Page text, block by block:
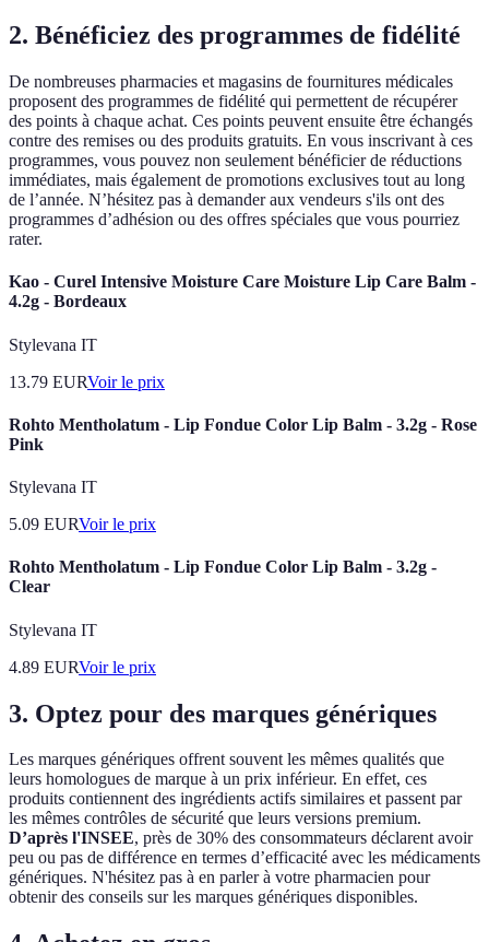
2. Bénéficiez des programmes de fidélité
De nombreuses pharmacies et magasins de fournitures médicales
proposent des programmes de fidélité qui permettent de récupérer
des points à chaque achat. Ces points peuvent ensuite être échangés
contre des remises ou des produits gratuits. En vous inscrivant à ces
programmes, vous pouvez non seulement bénéficier de réductions
immédiates, mais également de promotions exclusives tout au long
de l’année. N’hésitez pas à demander aux vendeurs s'ils ont des
programmes d’adhésion ou des offres spéciales que vous pourriez
rater.
Kao - Curel Intensive Moisture Care Moisture Lip Care Balm -
4.2g - Bordeaux
Stylevana IT
13.79 EURVoir le prix
Rohto Mentholatum - Lip Fondue Color Lip Balm - 3.2g - Rose
Pink
Stylevana IT
5.09 EURVoir le prix
Rohto Mentholatum - Lip Fondue Color Lip Balm - 3.2g -
Clear
Stylevana IT
4.89 EURVoir le prix
3. Optez pour des marques génériques
Les marques génériques offrent souvent les mêmes qualités que
leurs homologues de marque à un prix inférieur. En effet, ces
produits contiennent des ingrédients actifs similaires et passent par
les mêmes contrôles de sécurité que leurs versions premium.
D’après l'INSEE, près de 30% des consommateurs déclarent avoir
peu ou pas de différence en termes d’efficacité avec les médicaments
génériques. N'hésitez pas à en parler à votre pharmacien pour
obtenir des conseils sur les marques génériques disponibles.